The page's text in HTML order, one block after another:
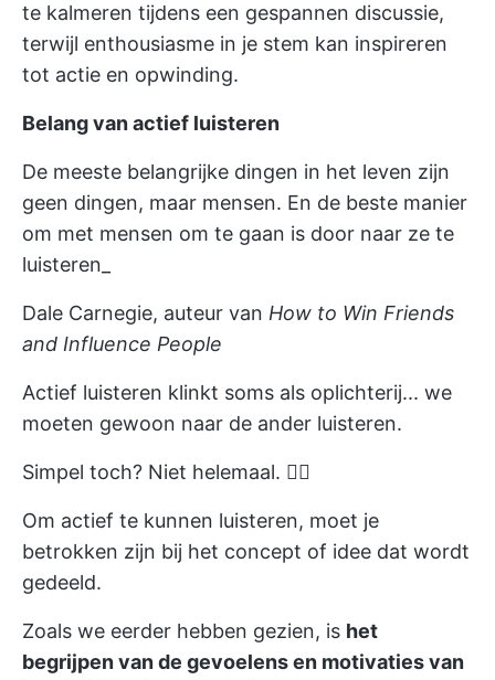
te kalmeren tijdens een gespannen discussie,
terwijl enthousiasme in je stem kan inspireren
tot actie en opwinding.
Belang van actief luisteren
De meeste belangrijke dingen in het leven zijn
geen dingen, maar mensen. En de beste manier
om met mensen om te gaan is door naar ze te
luisteren_
Dale Carnegie, auteur van How to Win Friends
and Influence People
Actief luisteren klinkt soms als oplichterij... we
moeten gewoon naar de ander luisteren.
Simpel toch? Niet helemaal. 😶‍🌫️
Om actief te kunnen luisteren, moet je
betrokken zijn bij het concept of idee dat wordt
gedeeld.
Zoals we eerder hebben gezien, is het
begrijpen van de gevoelens en motivaties van